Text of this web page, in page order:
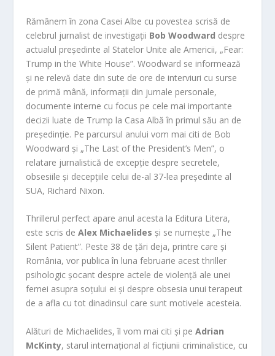
Rămânem în zona Casei Albe cu povestea scrisă de
celebrul jurnalist de investigații Bob Woodward despre
actualul președinte al Statelor Unite ale Americii, „Fear:
Trump in the White House”. Woodward se informează
și ne relevă date din sute de ore de interviuri cu surse
de primă mână, informații din jurnale personale,
documente interne cu focus pe cele mai importante
decizii luate de Trump la Casa Albă în primul său an de
președinție. Pe parcursul anului vom mai citi de Bob
Woodward și „The Last of the President’s Men”, o
relatare jurnalistică de excepție despre secretele,
obsesiile și decepțiile celui de-al 37-lea președinte al
SUA, Richard Nixon.
Thrillerul perfect apare anul acesta la Editura Litera,
este scris deAlex Michaelides și se numește „The
Silent Patient”. Peste 38 de țări deja, printre care și
România, vor publica în luna februarie acest thriller
psihologic șocant despre actele de violență ale unei
femei asupra soțului ei și despre obsesia unui terapeut
de a afla cu tot dinadinsul care sunt motivele acesteia.
Alături de Michaelides, îl vom mai citi și peAdrian
McKinty, starul internațional al ficțiunii criminalistice, cu